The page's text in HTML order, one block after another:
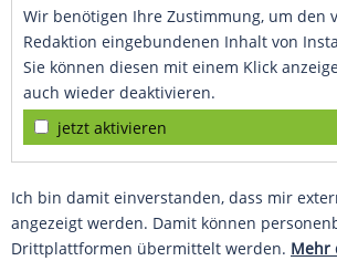
Wir benötigen Ihre Zustimmung, um den
Redaktion eingebundenen Inhalt von
Sie können diesen mit einem Klick
auch wieder deaktivieren.
jetzt aktivieren
Ich bin damit einverstanden, dass mir
angezeigt werden. Damit können
Drittplattformen übermittelt werden. Mehr